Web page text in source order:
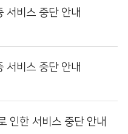
서비스 중단 안내
서비스 중단 안내
인한 서비스 중단 안내